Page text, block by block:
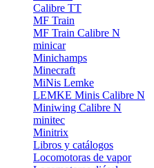
Calibre TT
MF Train
MF Train Calibre N
minicar
Minichamps
Minecraft
MiNis Lemke
LEMKE Minis Calibre N
Miniwing Calibre N
minitec
Minitrix
Libros y catálogos
Locomotoras de vapor